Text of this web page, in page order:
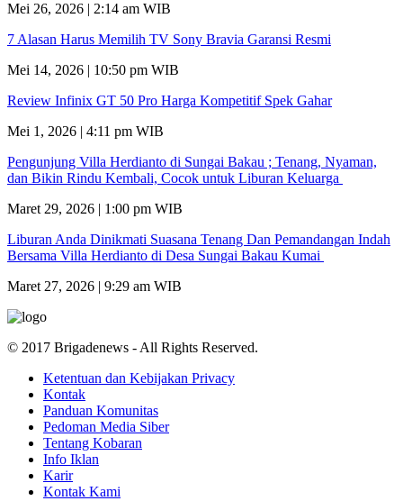
Mei 26, 2026 | 2:14 am WIB
7 Alasan Harus Memilih TV Sony Bravia Garansi Resmi
Mei 14, 2026 | 10:50 pm WIB
Review Infinix GT 50 Pro Harga Kompetitif Spek Gahar
Mei 1, 2026 | 4:11 pm WIB
Pengunjung Villa Herdianto di Sungai Bakau ; Tenang, Nyaman,
dan Bikin Rindu Kembali, Cocok untuk Liburan Keluarga
Maret 29, 2026 | 1:00 pm WIB
Liburan Anda Dinikmati Suasana Tenang Dan Pemandangan Indah
Bersama Villa Herdianto di Desa Sungai Bakau Kumai
Maret 27, 2026 | 9:29 am WIB
© 2017 Brigadenews - All Rights Reserved.
Ketentuan dan Kebijakan Privacy
Kontak
Panduan Komunitas
Pedoman Media Siber
Tentang Kobaran
Info Iklan
Karir
Kontak Kami